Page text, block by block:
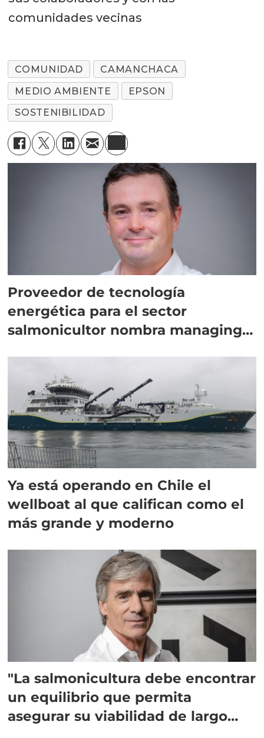
comunidades vecinas
COMUNIDAD
CAMANCHACA
MEDIO AMBIENTE
EPSON
SOSTENIBILIDAD
Proveedor de tecnología
energética para el sector
salmonicultor nombra managing
Ya está operando en Chile el
wellboat al que califican como el
más grande y moderno
"La salmonicultura debe encontrar
un equilibrio que permita
asegurar su viabilidad de largo